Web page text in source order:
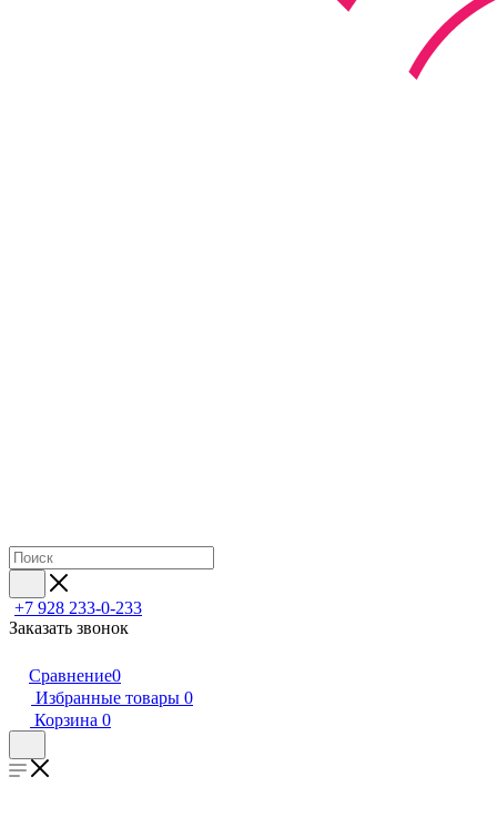
+7 928 233-0-233
Заказать звонок
Сравнение0
Избранные товары 0
Корзина 0